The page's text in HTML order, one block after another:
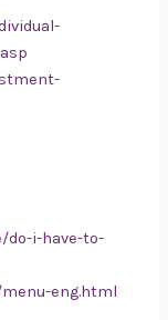
i-have-to-
eng.html